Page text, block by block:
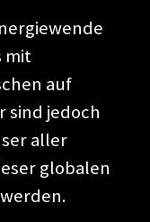
mit
auf
sind jedoch
aller
globalen